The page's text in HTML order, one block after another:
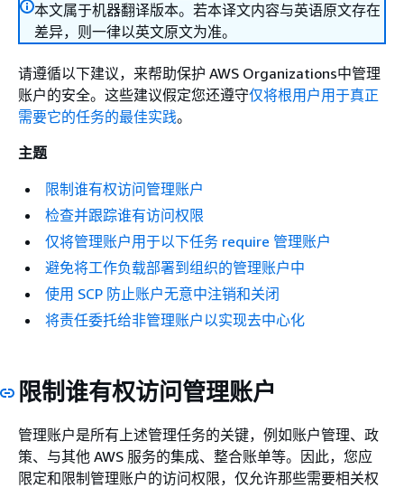
本文属于机器翻译版本。若本译文内容与英语原文存在
差异，则一律以英文原文为准。
请遵循以下建议，来帮助保护 AWS Organizations中管理
账户的安全。这些建议假定您还遵守仅将根用户用于真正
需要它的任务的最佳实践。
主题
限制谁有权访问管理账户
检查并跟踪谁有访问权限
仅将管理账户用于以下任务 require 管理账户
避免将工作负载部署到组织的管理账户中
使用 SCP 防止账户无意中注销和关闭
将责任委托给非管理账户以实现去中心化
限制谁有权访问管理账户
管理账户是所有上述管理任务的关键，例如账户管理、政
策、与其他 AWS 服务的集成、整合账单等。因此，您应
限定和限制管理账户的访问权限，仅允许那些需要相关权